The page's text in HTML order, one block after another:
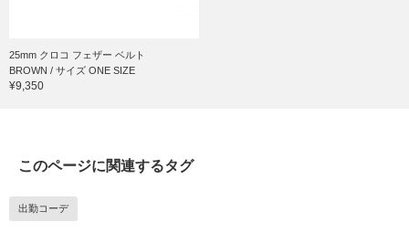
25mm クロコ フェザー ベルト
BROWN / サイズ ONE SIZE
¥9,350
このページに関連するタグ
出勤コーデ